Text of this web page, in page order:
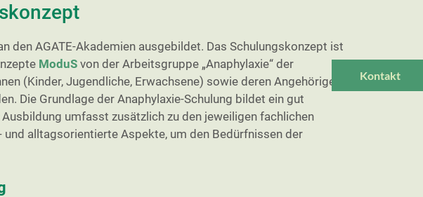
Kontakt
den AGATE-Akademien ausgebildet. Das Schulungskonzept ist
ModuS von der Arbeitsgruppe „Anaphylaxie“ der
(Kinder, Jugendliche, Erwachsene) sowie deren Angehörige
Die Grundlage der Anaphylaxie-Schulung bildet ein gut
umfasst zusätzlich zu den jeweiligen fachlichen
alltagsorientierte Aspekte, um den Bedürfnissen der